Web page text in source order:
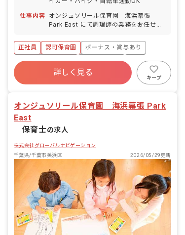
仕事内容
オンジュソリール保育園 海浜幕張
Park East にて調理師の業務をお任せし
育 ・食材発注管理等
正社員 認可保育園
ボーナス・賞与あり
年間休日120日以上
社会保険完備
福利厚生充実
残業少なめ
昇給昇進あり
詳しく見る
キープ
オンジュソリール保育園 海浜幕張 Park
East
保育士の求人
株式会社グローバルナビゲーション
千葉県/千葉市美浜区
2026/05/29更新